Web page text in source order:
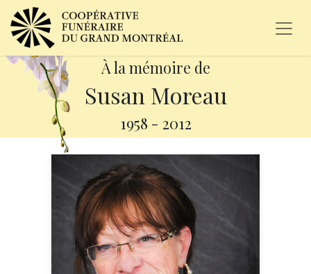
À la mémoire de
Susan Moreau
1958 - 2012